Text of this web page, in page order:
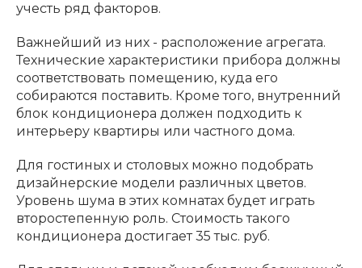
учесть ряд факторов.
Важнейший из них - расположение агрегата.
Технические характеристики прибора должны
соответствовать помещению, куда его
собираются поставить. Кроме того, внутренний
блок кондиционера должен подходить к
интерьеру квартиры или частного дома.
Для гостиных и столовых можно подобрать
дизайнерские модели различных цветов.
Уровень шума в этих комнатах будет играть
второстепенную роль. Стоимость такого
кондиционера достигает 35 тыс. руб.